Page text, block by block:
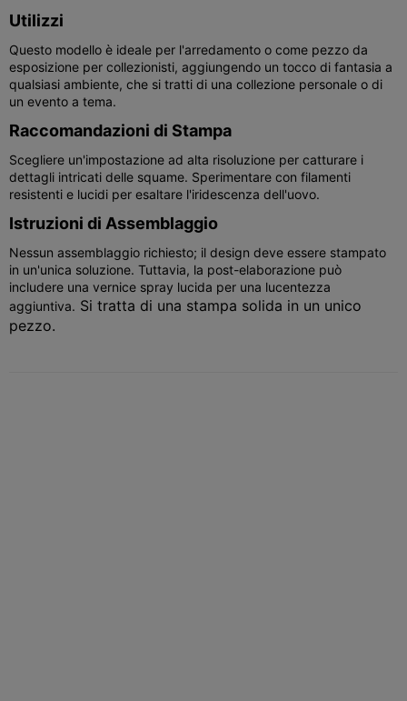
Utilizzi
Questo modello è ideale per l'arredamento o come pezzo da
esposizione per collezionisti, aggiungendo un tocco di fantasia a
qualsiasi ambiente, che si tratti di una collezione personale o di
un evento a tema.
Raccomandazioni di Stampa
Scegliere un'impostazione ad alta risoluzione per catturare i
dettagli intricati delle squame. Sperimentare con filamenti
resistenti e lucidi per esaltare l'iridescenza dell'uovo.
Istruzioni di Assemblaggio
Nessun assemblaggio richiesto; il design deve essere stampato
in un'unica soluzione. Tuttavia, la post-elaborazione può
includere una vernice spray lucida per una lucentezza
aggiuntiva. Si tratta di una stampa solida in un unico
pezzo.